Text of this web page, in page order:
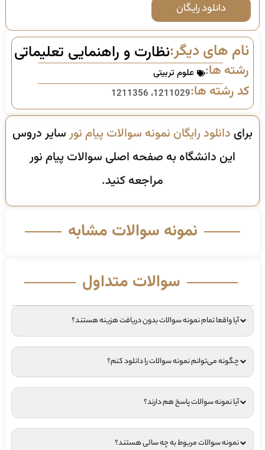
دانلود رایگان
نام های دیگر:نظارت و راهنمایی تعلیماتی
رشته ها: علوم تربیتی
کد رشته ها:1211029، 1211356
برای دانلود رایگان نمونه سوالات پیام نورسایر دروس
این دانشگاه به صفحه اصلی سوالات پیام نور
مراجعه کنید.
نمونه سوالات مشابه
سوالات متداول
آیا واقعا تمام نمونه سوالات بدون دریافت هزینه هستند؟
چگونه می‌توانم نمونه سوالات را دانلود کنم؟
آیا نمونه سوالات پاسخ هم دارند؟
نمونه سوالات مربوط به چه سالی هستند؟